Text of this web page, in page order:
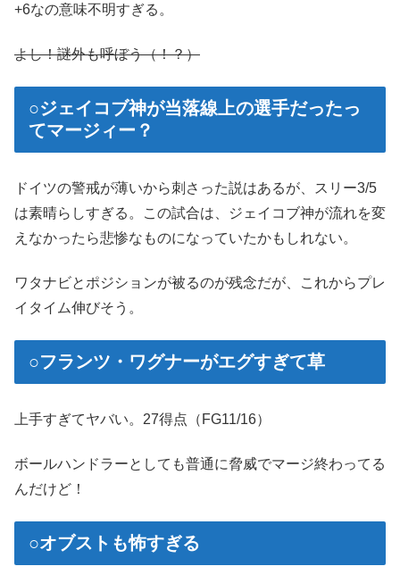
+6なの意味不明すぎる。
よし！謎外も呼ぼう（！？）
○ジェイコブ神が当落線上の選手だったっ
てマージィー？
ドイツの警戒が薄いから刺さった説はあるが、スリー3/5
は素晴らしすぎる。この試合は、ジェイコブ神が流れを変
えなかったら悲惨なものになっていたかもしれない。
ワタナビとポジションが被るのが残念だが、これからプレ
イタイム伸びそう。
○フランツ・ワグナーがエグすぎて草
上手すぎてヤバい。27得点（FG11/16）
ボールハンドラーとしても普通に脅威でマージ終わってる
んだけど！
○オブストも怖すぎる